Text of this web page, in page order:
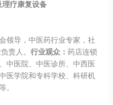
疗康复设备
领导，中医药行业专家，社
责人。行业观众：药店连锁
中医院、中医诊所、中西医
医学院和专科学校、科研机
。